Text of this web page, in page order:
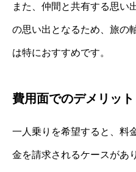
また、仲間と共有する思い
の思い出となるため、旅の
は特におすすめです。
費用面でのデメリッ
一人乗りを希望すると、料
金を請求されるケースがあ